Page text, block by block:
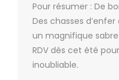
Pour résumer : De
Des chasses
un magnifique sabre
RDV dès cet été
inoubliable.